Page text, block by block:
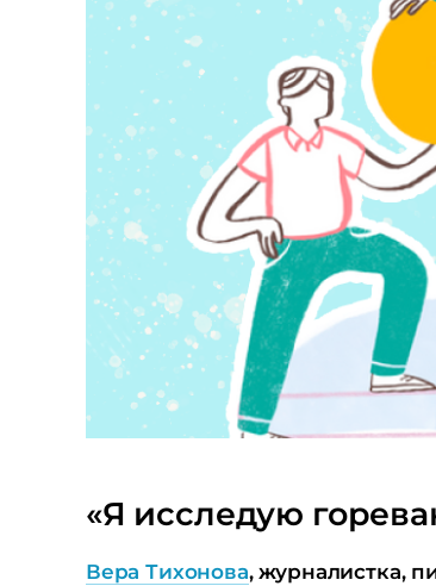
«Я исследую
Вера Тихонова, журналистка,